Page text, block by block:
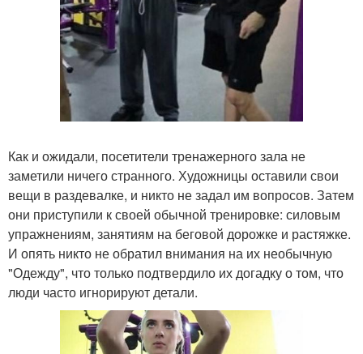
Как и ожидали, посетители тренажерного зала не
заметили ничего странного. Художницы оставили свои
вещи в раздевалке, и никто не задал им вопросов. Затем
они приступили к своей обычной тренировке: силовым
упражнениям, занятиям на беговой дорожке и растяжке.
И опять никто не обратил внимания на их необычную
"Одежду", что только подтвердило их догадку о том, что
люди часто игнорируют детали.